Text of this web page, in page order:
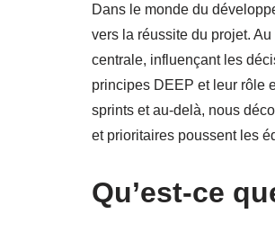
Dans le monde du
vers la réussite du projet.
centrale, influençant les
principes DEEP et leur rôle
sprints et au-delà, nous
et prioritaires poussent les
Qu’est-ce